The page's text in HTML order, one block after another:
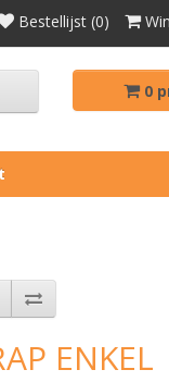
Bestellijst (0)
0
ENKEL